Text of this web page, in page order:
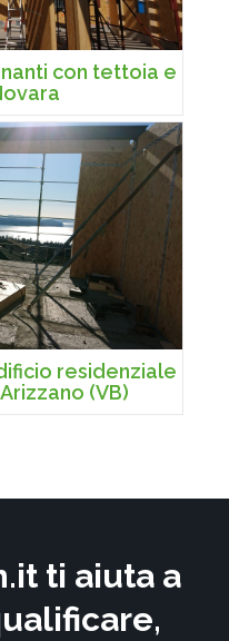
con tettoia e
residenziale
(VB)
ti aiuta a